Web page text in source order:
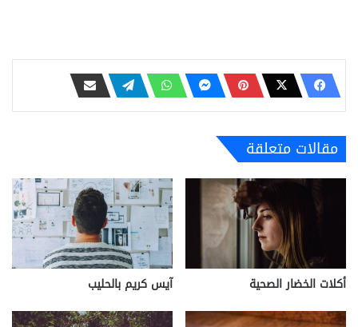
مقالات متعلقة
أكلات الخضار الصحية آيس كريم بالحليب